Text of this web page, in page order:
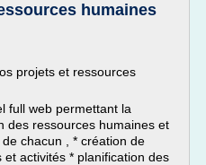
humaines
projets et ressources
full web permettant la
des ressources humaines et
chacun , * création de
activités * planification des